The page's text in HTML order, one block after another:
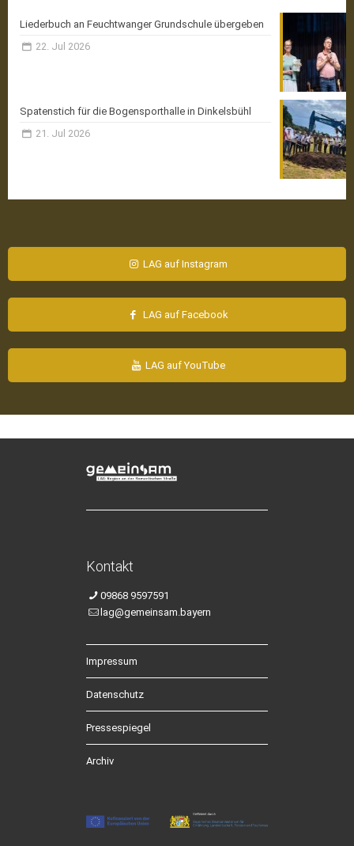
Liederbuch an Feuchtwanger Grundschule übergeben
22. Jul 2026
Spatenstich für die Bogensporthalle in Dinkelsbühl
21. Jul 2026
LAG auf Instagram
LAG auf Facebook
LAG auf YouTube
Kontakt
09868 9597591
lag@gemeinsam.bayern
Impressum
Datenschutz
Pressespiegel
Archiv